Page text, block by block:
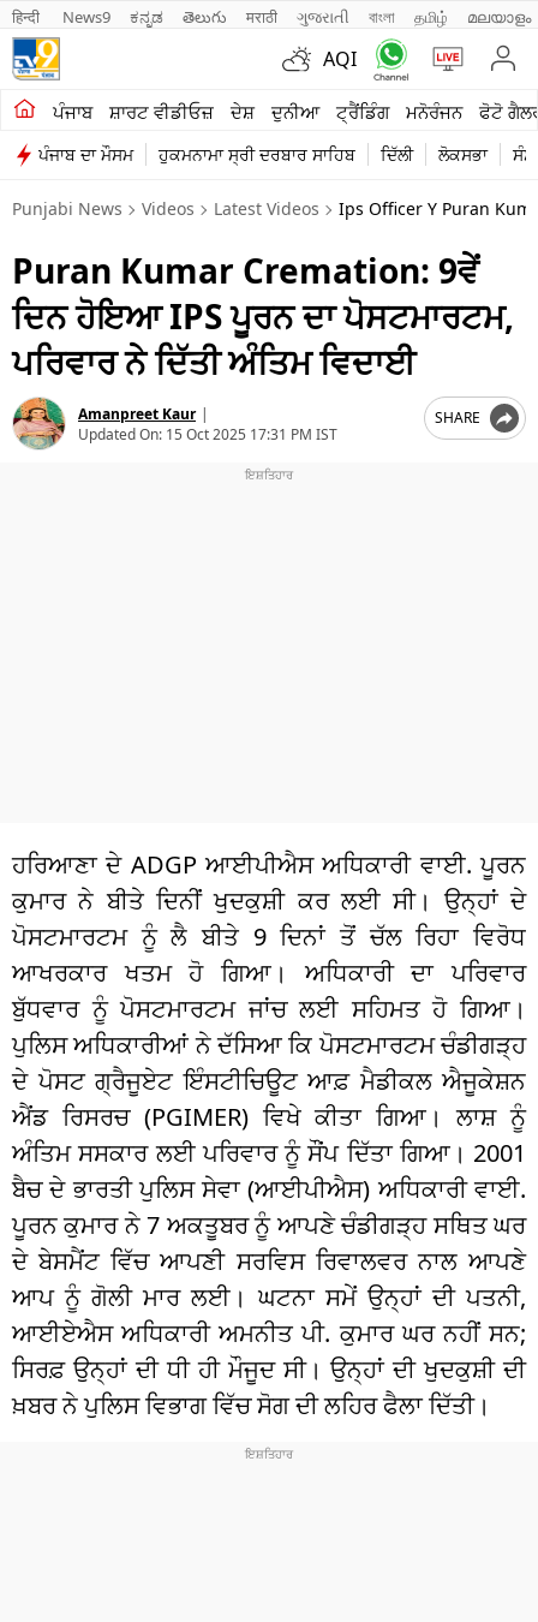
हिन्दी News9 ಕನ್ನಡ తెలుగు मराठी ગુજરાતી বাংলা தமிழ் മലയാളം
AQI
ਪੰਜਾਬ ਸ਼ਾਰਟ ਵੀਡੀਓਜ਼ ਦੇਸ਼ ਦੁਨੀਆ ਟ੍ਰੈਂਡਿੰਗ ਮਨੋਰੰਜਨ ਫੋਟੋ
ਪੰਜਾਬ ਦਾ ਮੌਸਮ ਹੁਕਮਨਾਮਾ ਸ੍ਰੀ ਦਰਬਾਰ ਸਾਹਿਬ ਦਿੱਲੀ ਲੋਕਸਭਾ
ਖੇਤੀਬਾੜੀ
ਸ਼ਾਰਟ ਵੀਡੀਓਜ਼
ਕਾਰੋਬਾਰ
ਕਰਿਅਰ
ਮਨੋਰੰਜਨ
ਦੇਸ਼
ਲਾਈਫ ਸਟਾਈਲ
ਚੋਣਾਂ 2026
Punjabi News Videos Latest Videos Ips Officer Y Puran
Puran Kumar Cremation: 9ਵੇਂ
ਦਿਨ ਹੋਇਆ IPS ਪੂਰਨ ਦਾ ਪੋਸਟਮਾਰਟਮ,
ਪਰਿਵਾਰ ਨੇ ਦਿੱਤੀ ਅੰਤਿਮ ਵਿਦਾਈ
Amanpreet Kaur |
Updated On: 15 Oct 2025 17:31 PM IST
SHARE
ਹਰਿਆਣਾ ਦੇ ADGP ਆਈਪੀਐਸ ਅਧਿਕਾਰੀ ਵਾਈ. ਪੂਰਨ
ਕੁਮਾਰ ਨੇ ਬੀਤੇ ਦਿਨੀਂ ਖੁਦਕੁਸ਼ੀ ਕਰ ਲਈ ਸੀ। ਉਨ੍ਹਾਂ ਦੇ
ਪੋਸਟਮਾਰਟਮ ਨੂੰ ਲੈ ਬੀਤੇ 9 ਦਿਨਾਂ ਤੋਂ ਚੱਲ ਰਿਹਾ ਵਿਰੋਧ
ਆਖਰਕਾਰ ਖਤਮ ਹੋ ਗਿਆ। ਅਧਿਕਾਰੀ ਦਾ ਪਰਿਵਾਰ
ਬੁੱਧਵਾਰ ਨੂੰ ਪੋਸਟਮਾਰਟਮ ਜਾਂਚ ਲਈ ਸਹਿਮਤ ਹੋ ਗਿਆ।
ਪੁਲਿਸ ਅਧਿਕਾਰੀਆਂ ਨੇ ਦੱਸਿਆ ਕਿ ਪੋਸਟਮਾਰਟਮ ਚੰਡੀਗੜ੍ਹ
ਦੇ ਪੋਸਟ ਗ੍ਰੈਜੂਏਟ ਇੰਸਟੀਚਿਊਟ ਆਫ਼ ਮੈਡੀਕਲ ਐਜੂਕੇਸ਼ਨ
ਐਂਡ ਰਿਸਰਚ (PGIMER) ਵਿਖੇ ਕੀਤਾ ਗਿਆ। ਲਾਸ਼ ਨੂੰ
ਅੰਤਿਮ ਸਸਕਾਰ ਲਈ ਪਰਿਵਾਰ ਨੂੰ ਸੌਂਪ ਦਿੱਤਾ ਗਿਆ। 2001
ਬੈਚ ਦੇ ਭਾਰਤੀ ਪੁਲਿਸ ਸੇਵਾ (ਆਈਪੀਐਸ) ਅਧਿਕਾਰੀ ਵਾਈ.
ਪੂਰਨ ਕੁਮਾਰ ਨੇ 7 ਅਕਤੂਬਰ ਨੂੰ ਆਪਣੇ ਚੰਡੀਗੜ੍ਹ ਸਥਿਤ ਘਰ
ਦੇ ਬੇਸਮੈਂਟ ਵਿੱਚ ਆਪਣੀ ਸਰਵਿਸ ਰਿਵਾਲਵਰ ਨਾਲ ਆਪਣੇ
ਆਪ ਨੂੰ ਗੋਲੀ ਮਾਰ ਲਈ। ਘਟਨਾ ਸਮੇਂ ਉਨ੍ਹਾਂ ਦੀ ਪਤਨੀ,
ਆਈਏਐਸ ਅਧਿਕਾਰੀ ਅਮਨੀਤ ਪੀ. ਕੁਮਾਰ ਘਰ ਨਹੀਂ ਸਨ;
ਸਿਰਫ਼ ਉਨ੍ਹਾਂ ਦੀ ਧੀ ਹੀ ਮੌਜੂਦ ਸੀ। ਉਨ੍ਹਾਂ ਦੀ ਖੁਦਕੁਸ਼ੀ ਦੀ
ਖ਼ਬਰ ਨੇ ਪੁਲਿਸ ਵਿਭਾਗ ਵਿੱਚ ਸੋਗ ਦੀ ਲਹਿਰ ਫੈਲਾ ਦਿੱਤੀ।